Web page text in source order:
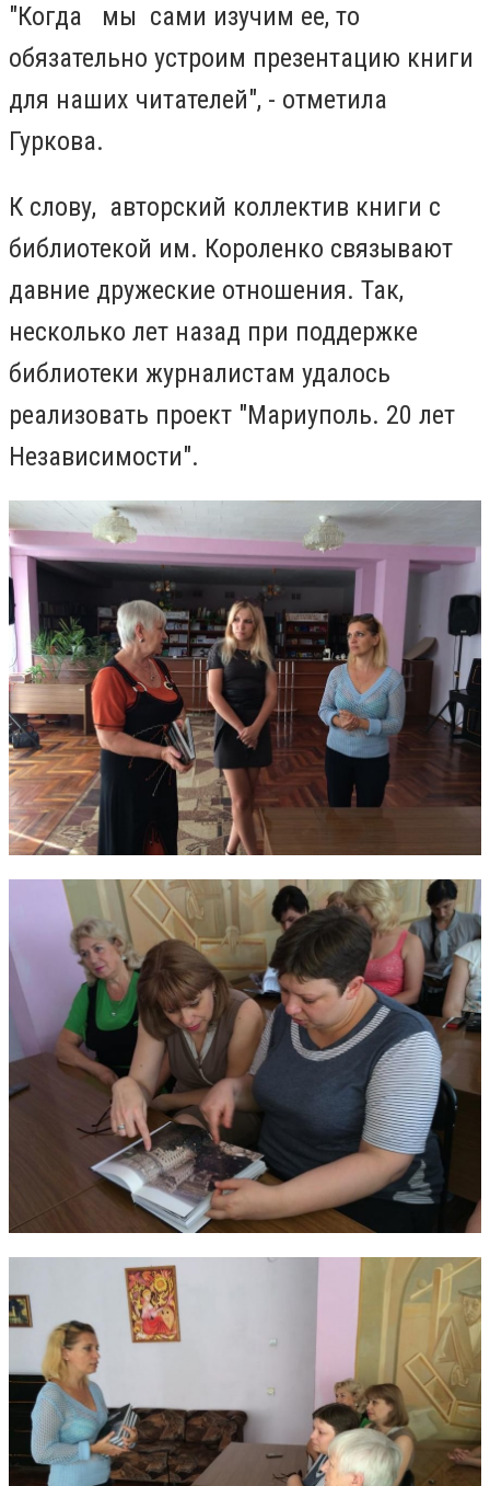
"Когда мы сами изучим ее, то
обязательно устроим презентацию книги
для наших читателей", - отметила
Гуркова.
К слову, авторский коллектив книги с
библиотекой им. Короленко связывают
давние дружеские отношения. Так,
несколько лет назад при поддержке
библиотеки журналистам удалось
реализовать проект "Мариуполь. 20 лет
Независимости".